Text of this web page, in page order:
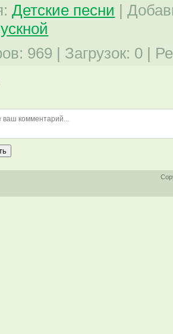
: Детские песни |
: 969 | Загрузок: 0 |